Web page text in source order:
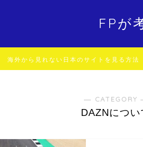
FPが
海外から見れない日本のサイトを見る方法
― CATEGORY
DAZNについ